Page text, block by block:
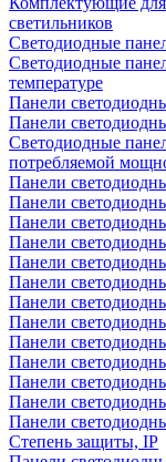
светильников
Светодиодные
Светодиодные
температуре
Панели
Панели
Светодиодные
потребляемой
Панели
Панели
Панели
Панели
Панели
Панели
Панели
Панели
Панели
Панели
Панели
Панели
Панели
Степень защиты, IP